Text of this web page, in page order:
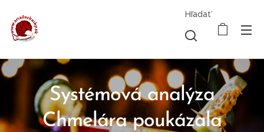
Hľadať
Systémová analýza
Chmelára poukázala